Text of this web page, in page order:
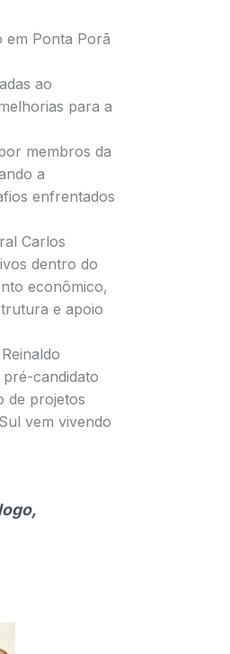
em Ponta Porã
ao
para a
membros da
a
enfrentados
Carlos
dentro do
econômico,
e apoio
candidato
de projetos
vem vivendo